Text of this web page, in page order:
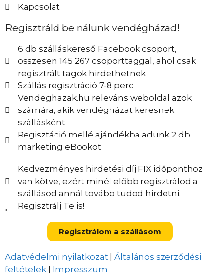
Kapcsolat
Regisztráld be nálunk vendégházad!
6 db szálláskereső Facebook csoport,
összesen 145 267 csoporttaggal, ahol csak
regisztrált tagok hirdethetnek
Szállás regisztráció 7-8 perc
Vendeghazak.hu releváns weboldal azok
számára, akik vendégházat keresnek
szállásként
Regisztáció mellé ajándékba adunk 2 db
marketing eBookot
Kedvezményes hirdetési díj FIX időponthoz
van kötve, ezért minél előbb regisztrálod a
szállásod annál tovább tudod hirdetni.
Regisztrálj Te is!
Regisztrálom a szállásom
Adatvédelmi nyilatkozat | Általános szerződési
feltételek | Impresszum